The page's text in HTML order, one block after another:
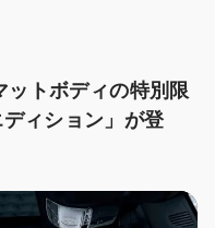
ットボディの特別限
ィション」が登